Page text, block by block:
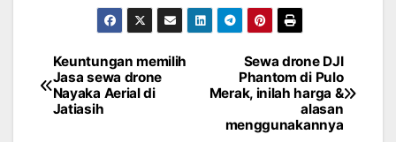
Post
navigation
Sewa drone DJI
Phantom di Pulo
Merak, inilah harga &
alasan
menggunakannya
Keuntungan memilih
Jasa sewa drone
Nayaka Aerial di
Jatiasih